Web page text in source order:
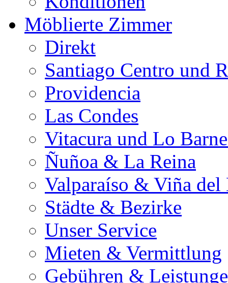
Möblierte Zimmer
Direkt
Santiago Centro und
Providencia
Las Condes
Vitacura und Lo
Ñuñoa & La Reina
Valparaíso & Viña del
Städte & Bezirke
Unser Service
Mieten & Vermittlung
Gebühren &